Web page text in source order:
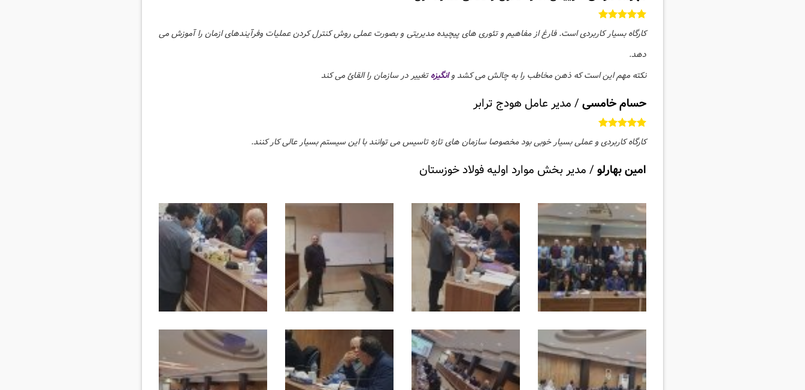
کارگاه بسیار کاربردی است. فارغ از مفاهیم و تئوری های پیچیده مدیریتی و بصورت عملی روش کنترل کردن عملیات وفرآیندهای ازمان را آموزش می
دهد.
نکته مهم این است که ذهن مخاطب را به چالش می کشد وانگیزهتغییر در سازمان را القائ می کند
حسام خامسی / مدیر عامل هودج ترابر
کارگاه کاربردی و عملی بسیار خوبی بود مخصوصا سازمان های تازه تاسیس می توانند با این سیستم بسیار عالی کار کنند.
امین بهارلو / مدیر بخش موارد اولیه فولاد خوزستان